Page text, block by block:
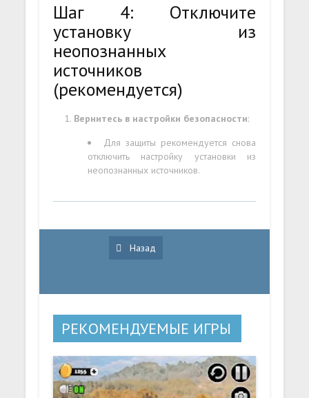
Шаг 4: Отключите
установку из
неопознанных
источников
(рекомендуется)
Вернитесь в настройки безопасности:
Для защиты рекомендуется снова
отключить настройку установки из
неопознанных источников.
Назад
РЕКОМЕНДУЕМЫЕ ИГРЫ